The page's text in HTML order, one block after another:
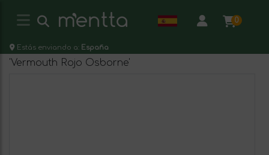
0
Estás enviando a: España
'Vermouth Rojo Osborne'